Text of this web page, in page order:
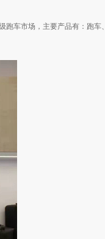
车市场，主要产品有：跑车、